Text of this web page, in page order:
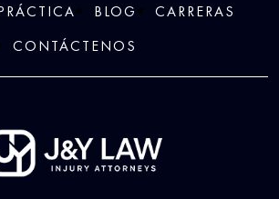
BLOG
CARRERAS
CONTÁCTENOS